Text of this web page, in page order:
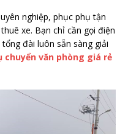
nghiệp, phục phụ tận
xe. Bạn chỉ cần gọi điện
đài luôn sẵn sàng giải
chuyển văn phòng giá rẻ